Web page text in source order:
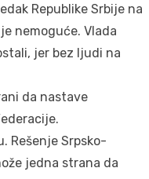
Republike Srbije na
nemoguće. Vlada
jer bez ljudi na
da nastave
Rešenje Srpsko-
jedna strana da